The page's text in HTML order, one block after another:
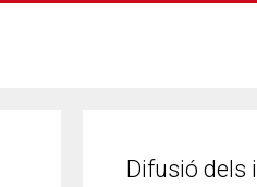
Difusió dels